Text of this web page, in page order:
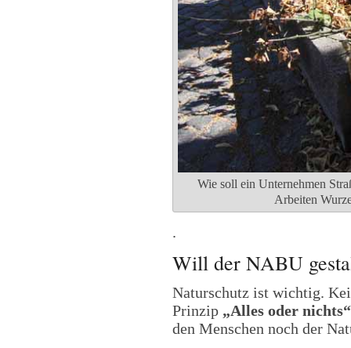
Wie soll ein Unternehmen
Arbeiten
.
Will der NABU
Naturschutz ist wichtig.
Prinzip „Alles oder nichts“
den Menschen noch der